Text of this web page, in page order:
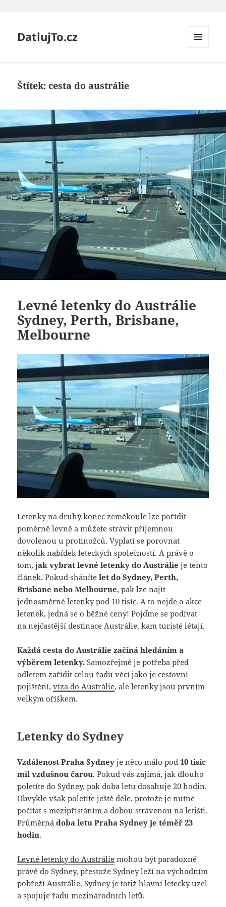
DatlujTo.cz
Štítek:cesta do austrálie
Levné letenky do Austrálie
Sydney, Perth, Brisbane,
Melbourne
Letenky na druhý konec zeměkoule lze pořídit
poměrně levně a můžete strávit příjemnou
dovolenou u protinožců. Vyplatí se porovnat
několik nabídek leteckých společností. A právě o
tom,jak vybrat levné letenky do Austrálie je tento
článek. Pokud shánítelet do Sydney, Perth,
Brisbane nebo Melbourne, pak lze najít
jednosměrné letenky pod 10 tisíc. A to nejde o akce
letenek, jedná se o běžné ceny! Pojďme se podívat
na nejčastější destinace Austrálie, kam turisté létají.
Každá cesta do Austrálie začíná hledáním a
výběrem letenky. Samozřejmě je potřeba před
odletem zařídit celou řadu věcí jako je cestovní
pojištění,víza do Austrálie, ale letenky jsou prvním
velkým oříškem.
Letenky do Sydney
Vzdálenost Praha Sydney je něco málo pod10 tisíc
mil vzdušnou čarou. Pokud vás zajímá, jak dlouho
poletíte do Sydney, pak doba letu dosahuje 20 hodin.
Obvykle však poletíte ještě déle, protože je nutné
počítat s mezipřístáním a dobou strávenou na letišti.
Průměrnádoba letu Praha Sydney je téměř 23
hodin.
Levné letenky do Austrálie mohou být paradoxně
právě do Sydney, přestože Sydney leží na východním
pobřeží Austrálie. Sydney je totiž hlavní letecký uzel
a spojuje řadu mezinárodních letů.